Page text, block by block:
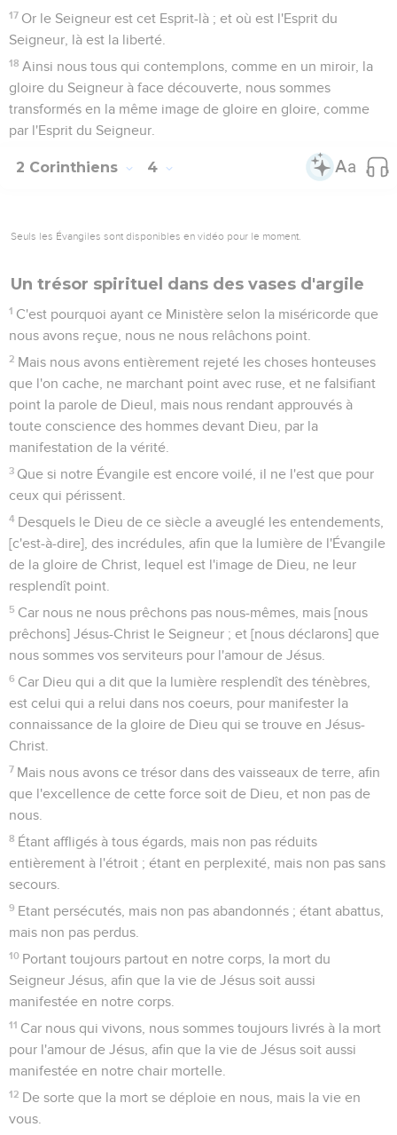
17 Or le Seigneur est cet Esprit-là ; et où est l'Esprit du
Seigneur, là est la liberté.
18 Ainsi nous tous qui contemplons, comme en un miroir, la
gloire du Seigneur à face découverte, nous sommes
transformés en la même image de gloire en gloire, comme
par l'Esprit du Seigneur.
2 Corinthiens 4
Seuls les Évangiles sont disponibles en vidéo pour le moment.
Un trésor spirituel dans des vases d'argile
1 C'est pourquoi ayant ce Ministère selon la miséricorde que
nous avons reçue, nous ne nous relâchons point.
2 Mais nous avons entièrement rejeté les choses honteuses
que l'on cache, ne marchant point avec ruse, et ne falsifiant
point la parole de Dieul, mais nous rendant approuvés à
toute conscience des hommes devant Dieu, par la
manifestation de la vérité.
3 Que si notre Évangile est encore voilé, il ne l'est que pour
ceux qui périssent.
4 Desquels le Dieu de ce siècle a aveuglé les entendements,
[c'est-à-dire], des incrédules, afin que la lumière de l'Évangile
de la gloire de Christ, lequel est l'image de Dieu, ne leur
resplendît point.
5 Car nous ne nous prêchons pas nous-mêmes, mais [nous
prêchons] Jésus-Christ le Seigneur ; et [nous déclarons] que
nous sommes vos serviteurs pour l'amour de Jésus.
6 Car Dieu qui a dit que la lumière resplendît des ténèbres,
est celui qui a relui dans nos coeurs, pour manifester la
connaissance de la gloire de Dieu qui se trouve en Jésus-
Christ.
7 Mais nous avons ce trésor dans des vaisseaux de terre, afin
que l'excellence de cette force soit de Dieu, et non pas de
nous.
8 Étant affligés à tous égards, mais non pas réduits
entièrement à l'étroit ; étant en perplexité, mais non pas sans
secours.
9 Etant persécutés, mais non pas abandonnés ; étant abattus,
mais non pas perdus.
10 Portant toujours partout en notre corps, la mort du
Seigneur Jésus, afin que la vie de Jésus soit aussi
manifestée en notre corps.
11 Car nous qui vivons, nous sommes toujours livrés à la mort
pour l'amour de Jésus, afin que la vie de Jésus soit aussi
manifestée en notre chair mortelle.
12 De sorte que la mort se déploie en nous, mais la vie en
vous.